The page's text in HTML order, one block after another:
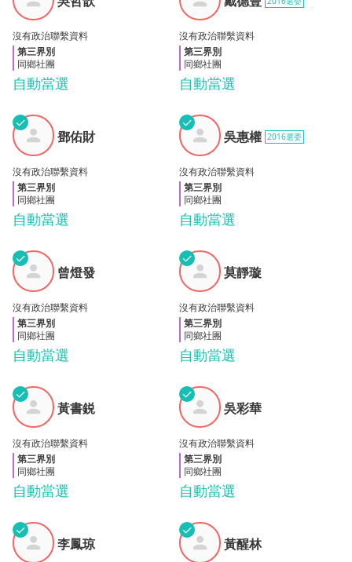
歆
自動當選
沒有政治聯繫資料
第三界別
同鄉社團
豐
自動當選
沒有政治聯繫資料
第三界別
同鄉社團
鄧佑
財
✓
自動當選
鄧佑財
沒有政治聯繫資料
第三界別
同鄉社團
吳惠
權
✓
自動當選
吳惠權 2016選委
沒有政治聯繫資料
第三界別
同鄉社團
曾燈
發
✓
自動當選
曾燈發
沒有政治聯繫資料
第三界別
同鄉社團
莫靜
璇
✓
自動當選
莫靜璇
沒有政治聯繫資料
第三界別
同鄉社團
黃書
鋭
✓
自動當選
黃書鋭
沒有政治聯繫資料
第三界別
同鄉社團
吳彩
華
✓
自動當選
吳彩華
沒有政治聯繫資料
第三界別
同鄉社團
李鳳
琼
✓
李鳳琼
黃醒
林
✓
黃醒林